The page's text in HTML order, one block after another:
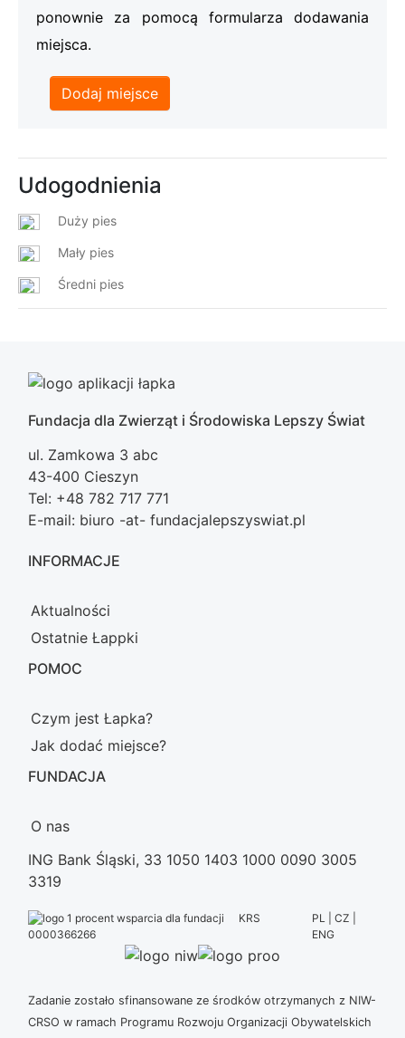
ponownie za pomocą formularza dodawania
miejsca.
Dodaj miejsce
Udogodnienia
Duży pies
Mały pies
Średni pies
Fundacja dla Zwierząt i Środowiska Lepszy Świat
ul. Zamkowa 3 abc
43-400 Cieszyn
Tel: +48 782 717 771
E-mail: biuro -at- fundacjalepszyswiat.pl
INFORMACJE
Aktualności
Ostatnie Łappki
POMOC
Czym jest Łapka?
Jak dodać miejsce?
FUNDACJA
O nas
ING Bank Śląski, 33 1050 1403 1000 0090 3005
3319
KRS
0000366266
PL | CZ |
ENG
Zadanie zostało sfinansowane ze środków otrzymanych z NIW-
CRSO w ramach Programu Rozwoju Organizacji Obywatelskich